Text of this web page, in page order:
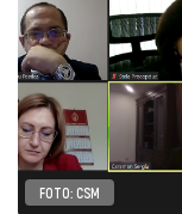
FOTO: CSM